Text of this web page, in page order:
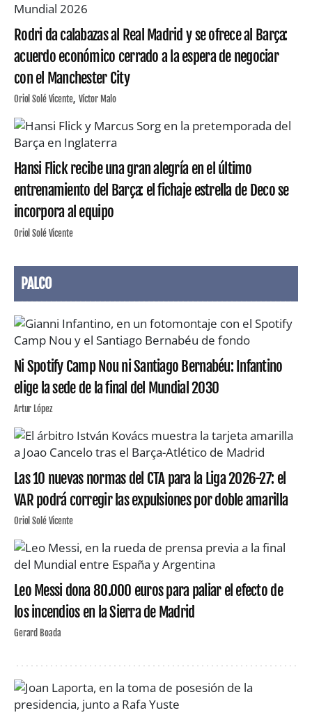
Rodri da calabazas al Real Madrid y se ofrece al Barça:
acuerdo económico cerrado a la espera de negociar
con el Manchester City
Oriol Solé Vicente Víctor Malo
Hansi Flick recibe una gran alegría en el último
entrenamiento del Barça: el fichaje estrella de Deco se
incorpora al equipo
Oriol Solé Vicente
PALCO
Ni Spotify Camp Nou ni Santiago Bernabéu: Infantino
elige la sede de la final del Mundial 2030
Artur López
Las 10 nuevas normas del CTA para la Liga 2026-27: el
VAR podrá corregir las expulsiones por doble amarilla
Oriol Solé Vicente
Leo Messi dona 80.000 euros para paliar el efecto de
los incendios en la Sierra de Madrid
Gerard Boada